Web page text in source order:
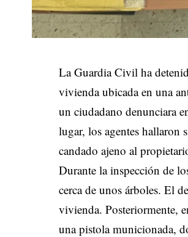
La Guardia Civil ha
vivienda ubicada en una
un ciudadano denunciara
lugar, los agentes hallaron
candado ajeno al
Durante la inspección de
cerca de unos árboles. El
vivienda. Posteriormente,
una pistola municionada,